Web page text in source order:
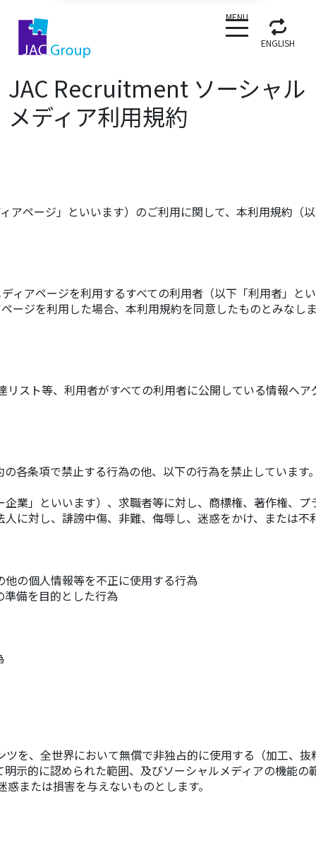
MENU
ENGLISH
JAC Recruitment ソーシャル
メディア利用規約
ページ」といいます）のご利用に関して、本利用規約
ィアページを利用するすべての利用者（以下「利用者」と
ージを利用した場合、本利用規約を同意したものとみなし
ト等、利用者がすべての利用者に公開している情報
各条項で禁止する行為の他、以下の行為を禁止しています
業」といいます）、求職者等に対し、商標権、著作権、
に対し、誹謗中傷、非難、侮辱し、迷惑をかけ、または
の個人情報等を不正に使用する行為
備を目的とした行為
、全世界において無償で非独占的に使用する（加工
的に認められた範囲、及びソーシャルメディアの機
または損害を与えないものとします。